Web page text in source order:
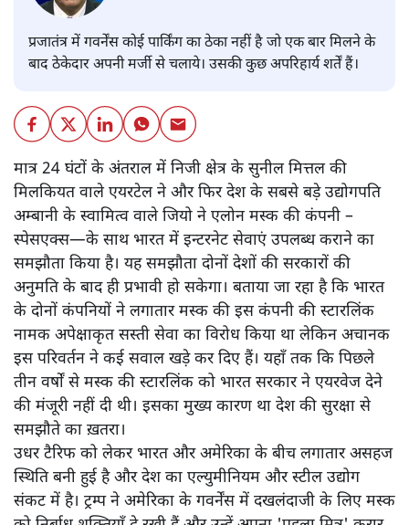
प्रजातंत्र में गवर्नेंस कोई पार्किंग का ठेका नहीं है जो एक बार मिलने के
बाद ठेकेदार अपनी मर्जी से चलाये। उसकी कुछ अपरिहार्य शर्तें हैं।
मात्र 24 घंटों के अंतराल में निजी क्षेत्र के सुनील मित्तल की
मिलकियत वाले एयरटेल ने और फिर देश के सबसे बड़े उद्योगपति
अम्बानी के स्वामित्व वाले जियो ने एलोन मस्क की कंपनी –
स्पेसएक्स—के साथ भारत में इन्टरनेट सेवाएं उपलब्ध कराने का
समझौता किया है। यह समझौता दोनों देशों की सरकारों की
अनुमति के बाद ही प्रभावी हो सकेगा। बताया जा रहा है कि भारत
के दोनों कंपनियों ने लगातार मस्क की इस कंपनी की स्टारलिंक
नामक अपेक्षाकृत सस्ती सेवा का विरोध किया था लेकिन अचानक
इस परिवर्तन ने कई सवाल खड़े कर दिए हैं। यहाँ तक कि पिछले
तीन वर्षों से मस्क की स्टारलिंक को भारत सरकार ने एयरवेज देने
की मंजूरी नहीं दी थी। इसका मुख्य कारण था देश की सुरक्षा से
समझौते का ख़तरा।
उधर टैरिफ को लेकर भारत और अमेरिका के बीच लगातार असहज
स्थिति बनी हुई है और देश का एल्युमीनियम और स्टील उद्योग
संकट में है। ट्रम्प ने अमेरिका के गवर्नेंस में दखलंदाजी के लिए मस्क